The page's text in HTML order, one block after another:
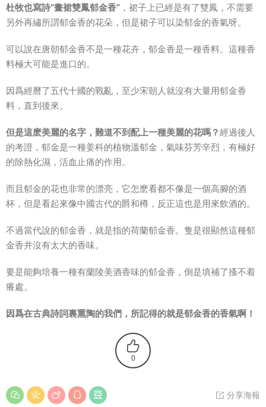
杜牧也寫詩“畫裙雙鳳郁金香” ，裙子上已經是有了雙鳳，不需要
另外再繡所謂郁金香的花朵，但是裙子可以染郁金的香氣呀。
可以說在唐朝郁金香不是一種花卉，郁金香是一種香料。這種香
料極大可能是進口的。
因爲經曆了五代十國的戰亂，至少宋朝人就沒有大量用郁金香
料，直到後來。
但是這麽美麗的名字，難道不到配上一種美麗的花嗎？經過後人
的考證，郁金是一種姜科的植物溫郁金，氣味芬芳辛烈，有極好
的除熱化濕，活血止痛的作用。
而且郁金的花也非常的漂亮，它怎麽看都不像是一個高腳的酒
杯，但是看起來像中國古代的爵和樽，反正這也是用來飲酒的。
不過當代說的郁金香，就是指的荷蘭郁金香。隻是很顯然這種郁
金香并沒有太大的香味。
要是能夠培養一種有蘭陵美酒香味的郁金香，倒是填補了搔不着
癢處。
因爲在古典詩詞裏熏陶的我們，所記得的就是郁金香的香氣啊！
0
分享海報